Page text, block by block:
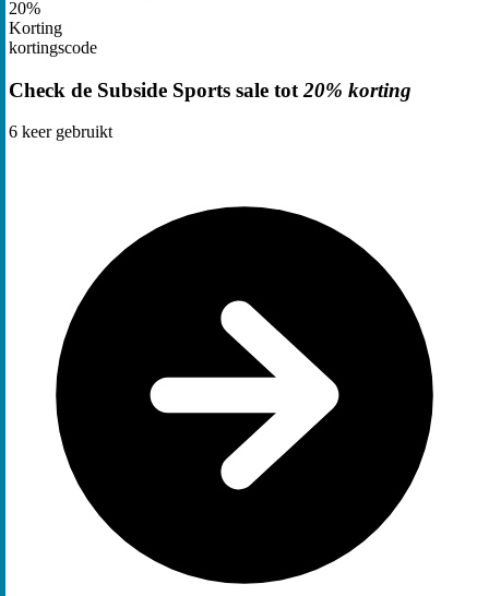
20%
Korting
kortingscode
Check de Subside Sports sale tot 20% korting
6 keer gebruikt